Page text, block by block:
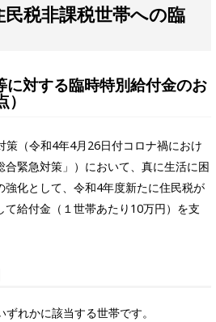
民税非課税世帯への臨
に対する臨時特別給付金のお
策（令和4年4月26日付コロナ禍におけ
緊急対策」）において、真に生活に困
強化として、令和4年度新たに住民税が
給付金（１世帯あたり10万円）を支
れかに該当する世帯です。